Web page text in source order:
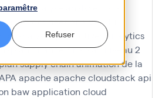
Refuser
Infinoéanalyse
donnéesanalyse du
analyses predictives
analytics
financeAnaplan niveau 2
supply chainanimation de la
apacheapache cloudstack api
bawapplication cloud